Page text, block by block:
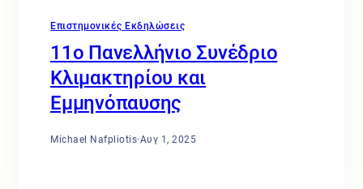
Επιστημονικές Εκδηλώσεις
11ο Πανελλήνιο Συνέδριο
Κλιμακτηρίου και
Εμμηνόπαυσης
Michael Nafpliotis·Αυγ 1, 2025